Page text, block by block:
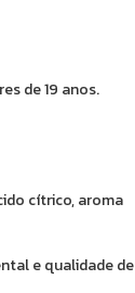
de 19 anos.
cítrico, aroma
e qualidade de